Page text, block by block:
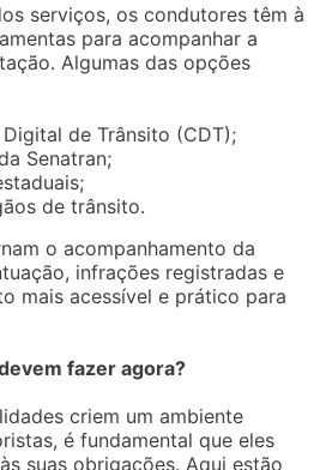
serviços, os condutores têm à
para acompanhar a
Algumas das opções
de Trânsito (CDT);
Senatran;
de trânsito.
o acompanhamento da
infrações registradas e
mais acessível e prático para
fazer agora?
criem um ambiente
é fundamental que eles
suas obrigações. Aqui estão